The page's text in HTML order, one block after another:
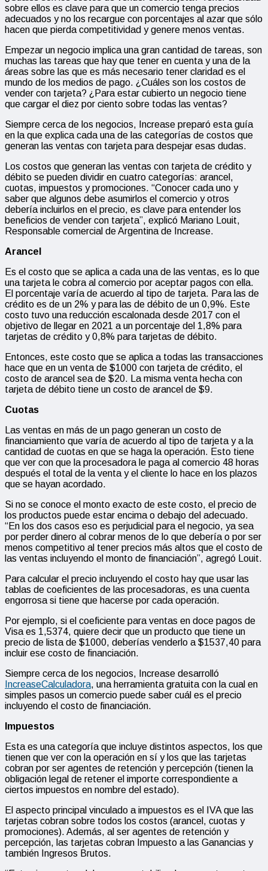
sobre ellos es clave para que un comercio tenga precios
adecuados y no los recargue con porcentajes al azar que sólo
hacen que pierda competitividad y genere menos ventas.
Empezar un negocio implica una gran cantidad de tareas, son
muchas las tareas que hay que tener en cuenta y una de la
áreas sobre las que es más necesario tener claridad es el
mundo de los medios de pago. ¿Cuáles son los costos de
vender con tarjeta? ¿Para estar cubierto un negocio tiene
que cargar el diez por ciento sobre todas las ventas?
Siempre cerca de los negocios, Increase preparó esta guía
en la que explica cada una de las categorías de costos que
generan las ventas con tarjeta para despejar esas dudas.
Los costos que generan las ventas con tarjeta de crédito y
débito se pueden dividir en cuatro categorías: arancel,
cuotas, impuestos y promociones. “Conocer cada uno y
saber que algunos debe asumirlos el comercio y otros
debería incluirlos en el precio, es clave para entender los
beneficios de vender con tarjeta”, explicó Mariano Louit,
Responsable comercial de Argentina de Increase.
Arancel
Es el costo que se aplica a cada una de las ventas, es lo que
una tarjeta le cobra al comercio por aceptar pagos con ella.
El porcentaje varía de acuerdo al tipo de tarjeta. Para las de
crédito es de un 2% y para las de débito de un 0,9%. Este
costo tuvo una reducción escalonada desde 2017 con el
objetivo de llegar en 2021 a un porcentaje del 1,8% para
tarjetas de crédito y 0,8% para tarjetas de débito.
Entonces, este costo que se aplica a todas las transacciones
hace que en un venta de $1000 con tarjeta de crédito, el
costo de arancel sea de $20. La misma venta hecha con
tarjeta de débito tiene un costo de arancel de $9.
Cuotas
Las ventas en más de un pago generan un costo de
financiamiento que varía de acuerdo al tipo de tarjeta y a la
cantidad de cuotas en que se haga la operación. Esto tiene
que ver con que la procesadora le paga al comercio 48 horas
después el total de la venta y el cliente lo hace en los plazos
que se hayan acordado.
Si no se conoce el monto exacto de este costo, el precio de
los productos puede estar encima o debajo del adecuado.
“En los dos casos eso es perjudicial para el negocio, ya sea
por perder dinero al cobrar menos de lo que debería o por ser
menos competitivo al tener precios más altos que el costo de
las ventas incluyendo el monto de financiación”, agregó Louit.
Para calcular el precio incluyendo el costo hay que usar las
tablas de coeficientes de las procesadoras, es una cuenta
engorrosa si tiene que hacerse por cada operación.
Por ejemplo, si el coeficiente para ventas en doce pagos de
Visa es 1,5374, quiere decir que un producto que tiene un
precio de lista de $1000, deberías venderlo a $1537,40 para
incluir ese costo de financiación.
Siempre cerca de los negocios, Increase desarrolló
IncreaseCalculadora, una herramienta gratuita con la cual en
simples pasos un comercio puede saber cuál es el precio
incluyendo el costo de financiación.
Impuestos
Esta es una categoría que incluye distintos aspectos, los que
tienen que ver con la operación en sí y los que las tarjetas
cobran por ser agentes de retención y percepción (tienen la
obligación legal de retener el importe correspondiente a
ciertos impuestos en nombre del estado).
El aspecto principal vinculado a impuestos es el IVA que las
tarjetas cobran sobre todos los costos (arancel, cuotas y
promociones). Además, al ser agentes de retención y
percepción, las tarjetas cobran Impuesto a las Ganancias y
también Ingresos Brutos.